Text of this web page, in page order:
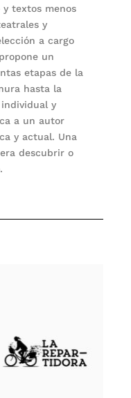
y textos menos
y
a cargo
un
etapas de la
hasta la
y
a un autor
y actual. Una
descubrir o